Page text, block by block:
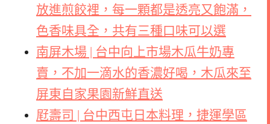
放進煎餃裡，每一顆都是透亮又飽滿，
色香味具全，共有三種口味可以選
南屏木場 | 台中向上市場木瓜牛奶專
賣，不加一滴水的香濃好喝，木瓜來至
屏東自家果園新鮮直送
屘壽司 | 台中西屯日本料理，捷運學區